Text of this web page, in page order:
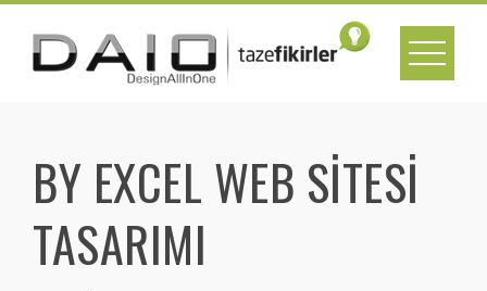
Skip
content
BY EXCEL WEB SITESI
TASARIMI